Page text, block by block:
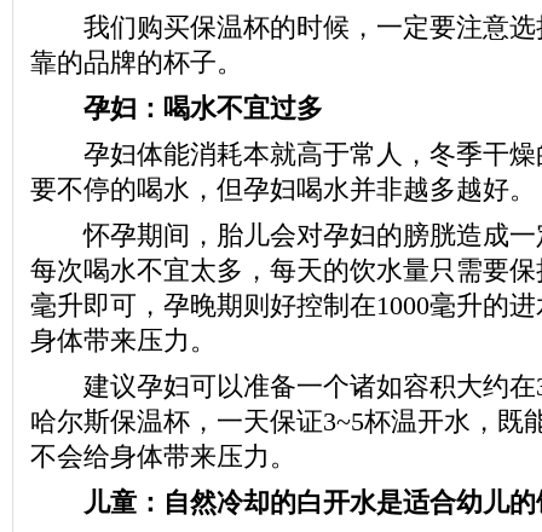
我们购买保温杯的时候，一定要注意选
靠的品牌的杯子。
孕妇：喝水不宜过多
孕妇体能消耗本就高于常人，冬季干燥
要不停的喝水，但孕妇喝水并非越多越好。
怀孕期间，胎儿会对孕妇的膀胱造成一
每次喝水不宜太多，每天的饮水量只需要保
毫升即可，孕晚期则好控制在1000毫升的
身体带来压力。
建议孕妇可以准备一个诸如容积大约在
哈尔斯保温杯，一天保证3~5杯温开水，既
不会给身体带来压力。
儿童：自然冷却的白开水是适合幼儿的